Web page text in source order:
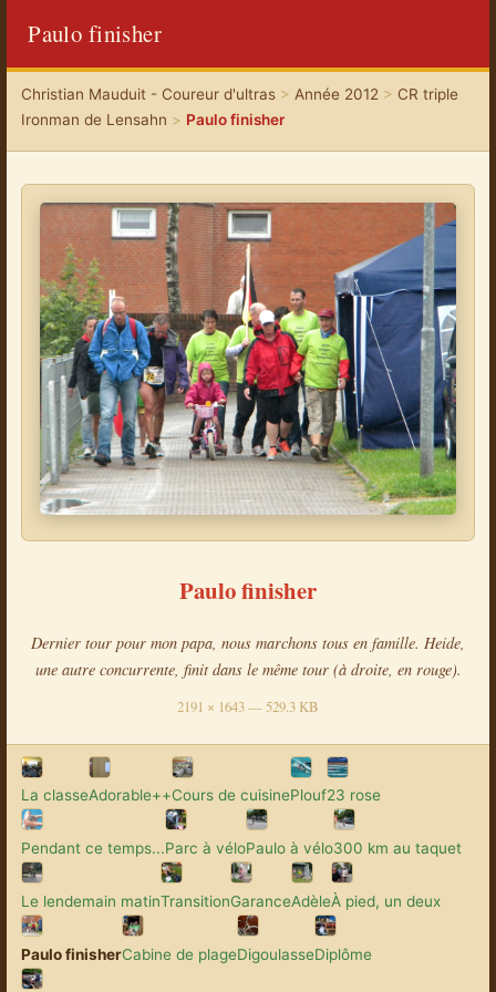
Paulo finisher
Christian Mauduit - Coureur d'ultras> Année 2012 > CR triple
Ironman de Lensahn > Paulo finisher
Paulo finisher
Dernier tour pour mon papa, nous marchons tous en famille. Heide,
une autre concurrente, finit dans le même tour (à droite, en rouge).
2191 × 1643 — 529.3 KB
La classeAdorable++Cours de cuisinePlouf23 rose
Pendant ce temps...Parc à véloPaulo à vélo300 km au taquet
Le lendemain matinTransitionGaranceAdèleÀ pied, un deux
Paulo finisherCabine de plageDigoulasseDiplôme